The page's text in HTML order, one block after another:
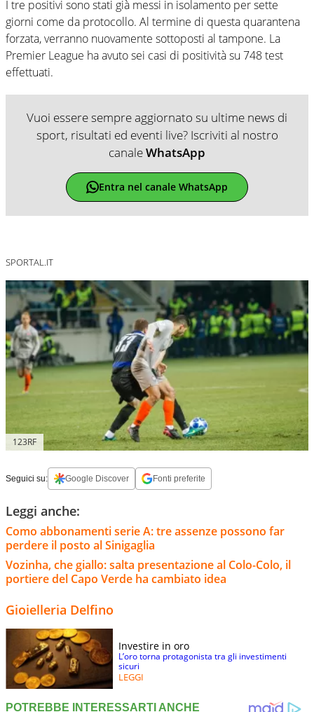
I tre positivi sono stati già messi in isolamento per sette
giorni come da protocollo. Al termine di questa quarantena
forzata, verranno nuovamente sottoposti al tampone. La
Premier League ha avuto sei casi di positività su 748 test
effettuati.
Vuoi essere sempre aggiornato su ultime news di
sport, risultati ed eventi live? Iscriviti al nostro
canaleWhatsApp
Entra nel canale WhatsApp
SPORTAL.IT
123RF
Seguici su: Google Discover Fonti preferite
Leggi anche:
Como abbonamenti serie A: tre assenze possono far
perdere il posto al Sinigaglia
Vozinha, che giallo: salta presentazione al Colo-Colo, il
portiere del Capo Verde ha cambiato idea
Gioielleria Delfino
Investire in oro
L’oro torna protagonista tra gli investimenti
sicuri
LEGGI